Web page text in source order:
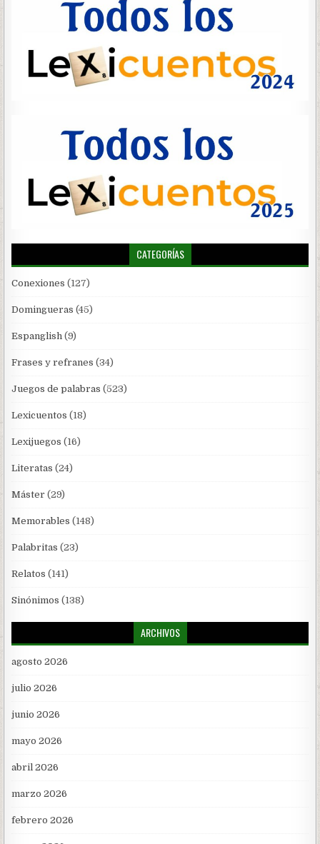
CATEGORÍAS
Conexiones (127)
Domingueras (45)
Espanglish (9)
Frases y refranes (34)
Juegos de palabras (523)
Lexicuentos (18)
Lexijuegos (16)
Literatas (24)
Máster (29)
Memorables (148)
Palabritas (23)
Relatos (141)
Sinónimos (138)
ARCHIVOS
agosto 2026
julio 2026
junio 2026
mayo 2026
abril 2026
marzo 2026
febrero 2026